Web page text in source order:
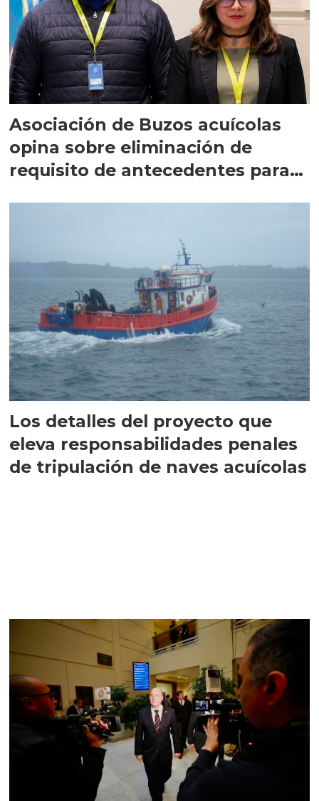
Asociación de Buzos acuícolas
opina sobre eliminación de
requisito de antecedentes para
Los detalles del proyecto que
eleva responsabilidades penales
de tripulación de naves acuícolas